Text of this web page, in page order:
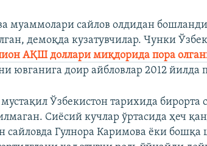
муаммолари сайлов олдидан
демоқда кузатувчилар. Чунки
АҚШ доллари миқдорида пора
ювганига доир айбловлар 2012 йилда
Ўзбекистон тарихида бирорта
Сиёсий кучлар ўртасида ҳеч
сайловда Гулнора Каримова ёки